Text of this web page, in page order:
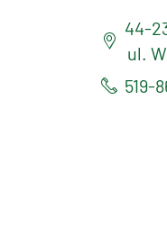
44-
ul.
519-